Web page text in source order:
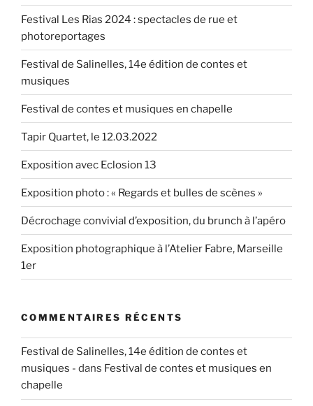
Festival Les Rias 2024 : spectacles de rue et
photoreportages
Festival de Salinelles, 14e édition de contes et
musiques
Festival de contes et musiques en chapelle
Tapir Quartet, le 12.03.2022
Exposition avec Eclosion 13
Exposition photo : « Regards et bulles de scènes »
Décrochage convivial d’exposition, du brunch à l’apéro
Exposition photographique à l’Atelier Fabre, Marseille
1er
COMMENTAIRES RÉCENTS
Festival de Salinelles, 14e édition de contes et
musiques - dans Festival de contes et musiques en
chapelle